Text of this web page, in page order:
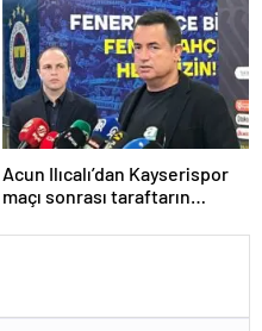
Acun Ilıcalı’dan Kayserispor
maçı sonrası taraftarın